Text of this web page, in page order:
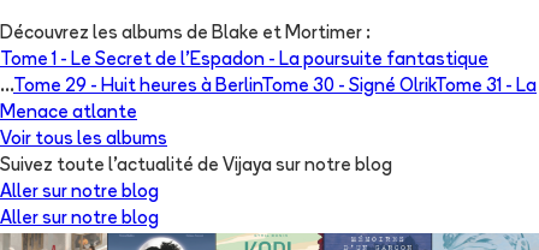
Découvrez les albums de Blake et Mortimer :
Tome 1 - Le Secret de l'Espadon - La poursuite fantastique
...Tome 29 - Huit heures à BerlinTome 30 - Signé OlrikTome 31 - La
Menace atlante
Voir tous les albums
Suivez toute l'actualité de Vijaya sur notre blog
Aller sur notre blog
Aller sur notre blog